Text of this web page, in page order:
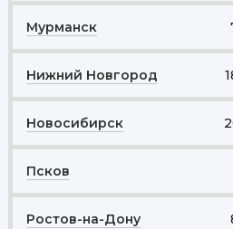
Мурманск
Нижний Новгород
Новосибирск
Псков
Ростов-на-Дону